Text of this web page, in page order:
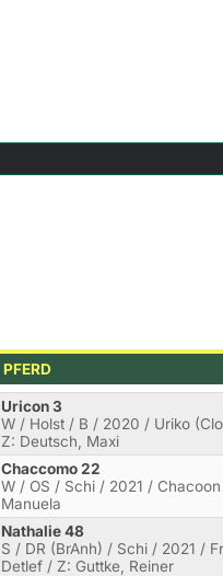
PFERD
Uricon 3
W / Holst / B / 2020 / Uriko
Z: Deutsch, Maxi
Chaccomo 22
W / OS / Schi / 2021 /
Manuela
Nathalie 48
S / DR (BrAnh) / Schi / 2021 /
Detlef / Z: Guttke, Reiner